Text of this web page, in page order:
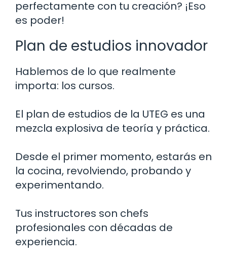
perfectamente con tu creación? ¡Eso
es poder!
Plan de estudios innovador
Hablemos de lo que realmente
importa: los cursos.
El plan de estudios de la UTEG es una
mezcla explosiva de teoría y práctica.
Desde el primer momento, estarás en
la cocina, revolviendo, probando y
experimentando.
Tus instructores son chefs
profesionales con décadas de
experiencia.